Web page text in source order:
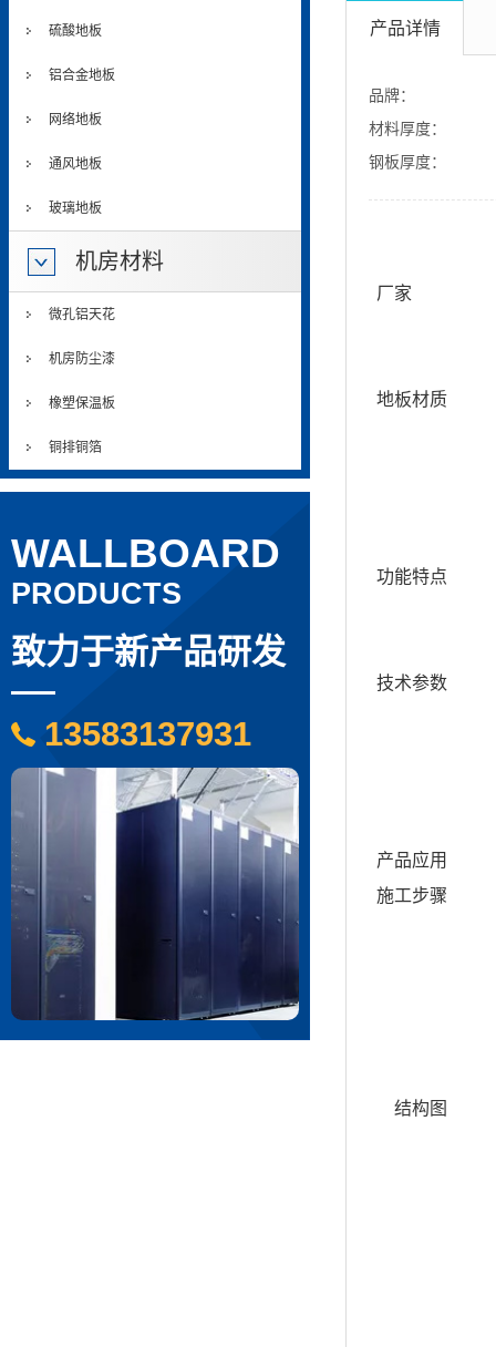
硫酸地板
铝合金地板
网络地板
通风地板
玻璃地板
机房材料
微孔铝天花
机房防尘漆
橡塑保温板
铜排铜箔
WALLBOARD
PRODUCTS
致力于新产品研发
13583137931
产品详情
品牌：
材料厚度：
钢板厚度：
厂家
地板材质
功能特点
技术参数
产品应用
施工步骤
结构图